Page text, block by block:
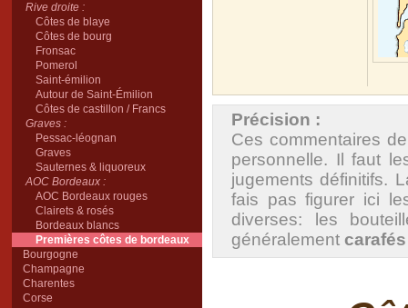
Rive droite :
Côtes de blaye
Côtes de bourg
Fronsac
Pomerol
Saint-émilion
Autour de Saint-Émilion
Côtes de castillon / Francs
Graves :
Pessac-léognan
Graves
Sauternes & liquoreux
AOC Bordeaux :
AOC Bordeaux rouges
Clairets & rosés
Bordeaux blancs
Premières côtes de bordeaux
Bourgogne
Champagne
Charentes
Corse
Précision :
Ces commentaires
personnelle. Il faut
jugements définitifs.
fais pas figurer ici
diverses: les
généralement